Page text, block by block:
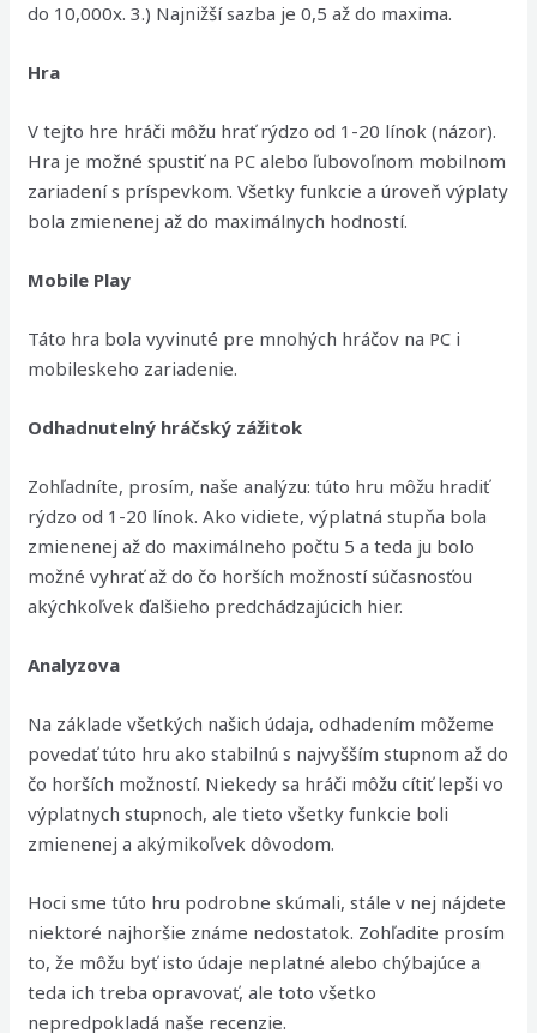
do 10,000x. 3.) Najnižší sazba je 0,5 až do maxima.
Hra
V tejto hre hráči môžu hrať rýdzo od 1-20 línok (názor).
Hra je možné spustiť na PC alebo ľubovoľnom mobilnom
zariadení s príspevkom. Všetky funkcie a úroveň výplaty
bola zmienenej až do maximálnych hodností.
Mobile Play
Táto hra bola vyvinuté pre mnohých hráčov na PC i
mobileskeho zariadenie.
Odhadnutelný hráčský zážitok
Zohľadníte, prosím, naše analýzu: túto hru môžu hradiť
rýdzo od 1-20 línok. Ako vidiete, výplatná stupňa bola
zmienenej až do maximálneho počtu 5 a teda ju bolo
možné vyhrať až do čo horších možností súčasnosťou
akýchkoľvek ďalšieho predchádzajúcich hier.
Analyzova
Na základe všetkých našich údaja, odhadením môžeme
povedať túto hru ako stabilnú s najvyšším stupnom až do
čo horších možností. Niekedy sa hráči môžu cítiť lepši vo
výplatnych stupnoch, ale tieto všetky funkcie boli
zmienenej a akýmikoľvek dôvodom.
Hoci sme túto hru podrobne skúmali, stále v nej nájdete
niektoré najhoršie známe nedostatok. Zohľadite prosím
to, že môžu byť isto údaje neplatné alebo chýbajúce a
teda ich treba opravovať, ale toto všetko
nepredpokladá naše recenzie.